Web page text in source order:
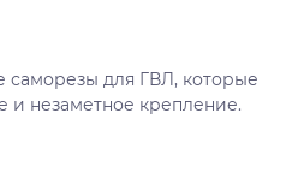
для ГВЛ, которые
и незаметное крепление.